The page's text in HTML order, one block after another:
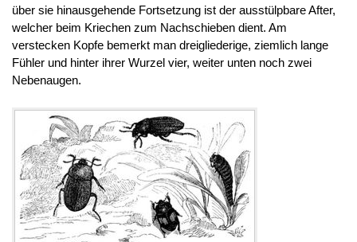
über sie hinausgehende Fortsetzung ist der ausstülpbare After,
welcher beim Kriechen zum Nachschieben dient. Am
verstecken Kopfe bemerkt man dreigliederige, ziemlich lange
Fühler und hinter ihrer Wurzel vier, weiter unten noch zwei
Nebenaugen.